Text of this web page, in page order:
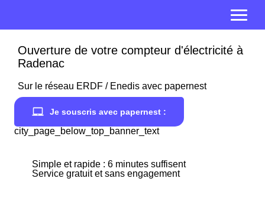
Ouverture de votre compteur d'électricité à
Radenac
Sur le réseau ERDF / Enedis avec papernest
Je souscris avec papernest :
city_page_below_top_banner_text
Simple et rapide : 6 minutes suffisent
Service gratuit et sans engagement